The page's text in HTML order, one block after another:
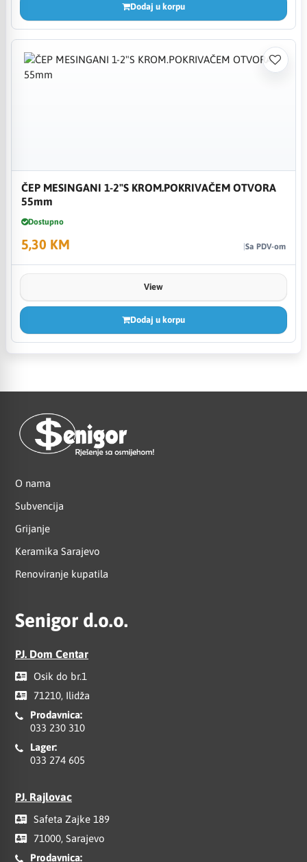
Dodaj u korpu
ČEP MESINGANI 1-2"S KROM.POKRIVAČEM OTVORA
55mm
Dostupno
5,30 KM Sa PDV-om
View
Dodaj u korpu
O nama
Subvencija
Grijanje
Keramika Sarajevo
Renoviranje kupatila
Senigor d.o.o.
PJ. Dom Centar
Osik do br.1
71210, Ilidža
Prodavnica:
033 230 310
Lager:
033 274 605
PJ. Rajlovac
Safeta Zajke 189
71000, Sarajevo
Prodavnica: